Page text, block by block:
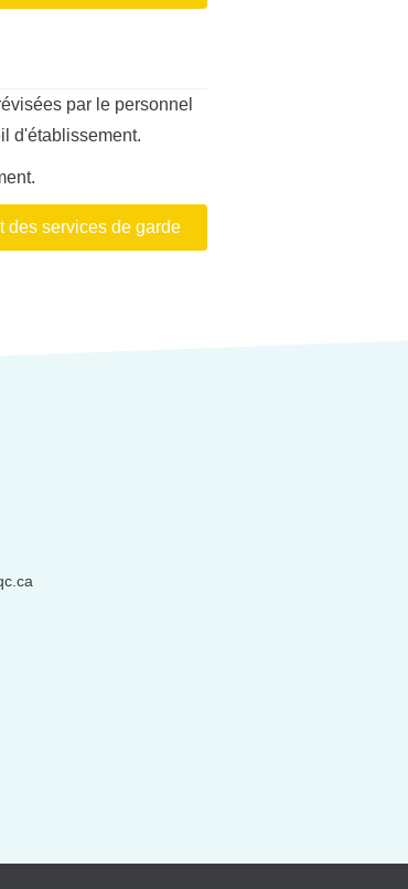
par le personnel
d'établissement.
des services de garde